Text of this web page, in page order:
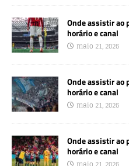
Onde assistir ao
horário e canal
maio 21, 2026
Onde assistir ao
horário e canal
maio 21, 2026
Onde assistir ao
horário e canal